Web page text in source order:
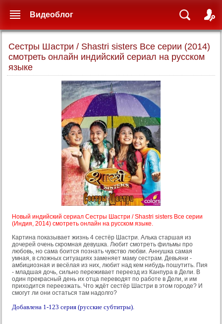
Сестры Шастри / Shastri sisters Все серии (2014)
смотреть онлайн индийский сериал на русском
языке
Новый индийский сериал Сестры Шастри / Shastri sisters Все серии
(Индия, 2014) смотреть онлайн на русском языке.
Картина показывает жизнь 4 сестёр Шастри. Алька старшая из
дочерей очень скромная девушка. Любит смотреть фильмы про
любовь, но сама боится познать чувство любви. Аннушка самая
умная, в сложных ситуациях заменяет маму сестрам. Девьяни -
амбициозная и весёлая из них, любит над кем нибудь пошутить. Пия
- младшая дочь, сильно переживает переезд из Канпура в Дели. В
один прекрасный день их отца переводят по работе в Дели, и им
приходится переезжать. Что ждёт сестёр Шастри в этом городе? И
смогут ли они остаться там надолго?
Добавлена 1-123 серия (русские субтитры).
Видеоблог